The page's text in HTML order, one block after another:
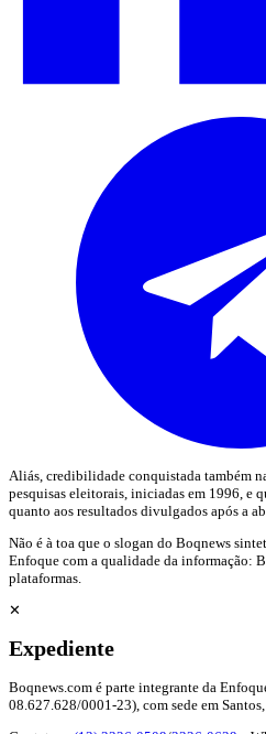
Aliás, credibilidade conquistada também
pesquisas eleitorais, iniciadas em 1996, e
quanto aos resultados divulgados após a
Não é à toa que o slogan do Boqnews
Enfoque com a qualidade da informação:
plataformas.
✕
Expediente
Boqnews.com é parte integrante da
08.627.628/0001-23), com sede em